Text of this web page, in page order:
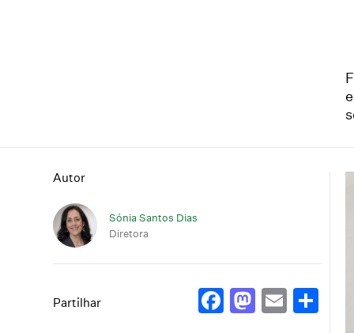
Autor
Sónia Santos Dias
Diretora
Partilhar Facebook
Email